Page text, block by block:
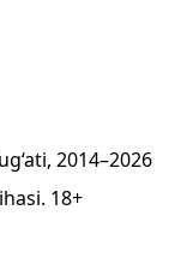
2014–2026
18+